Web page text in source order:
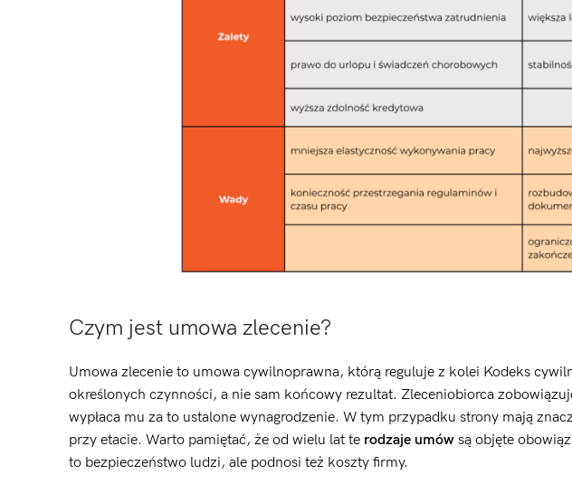
Czym jest umowa zlecenie?
Umowa zlecenie to umowa cywilnoprawna, którą reguluje z kolei Kodeks
określonych czynności, a nie sam końcowy rezultat. Zleceniobiorca
wypłaca mu za to ustalone wynagrodzenie. W tym przypadku strony mają
przy etacie. Warto pamiętać, że od wielu lat te rodzaje umów są objęte
to bezpieczeństwo ludzi, ale podnosi też koszty firmy.